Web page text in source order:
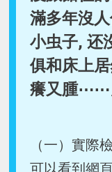
滿多年沒
小虫子, 还
俱和床上
癢又腫⋯⋯
（一）實際
可以看到網